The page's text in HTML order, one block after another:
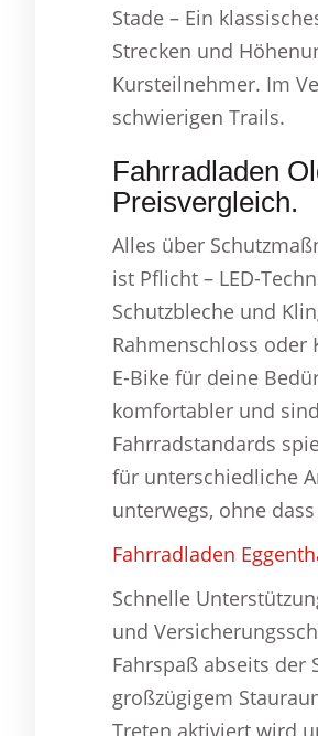
Stade – Ein
Strecken und
Kursteilnehmer. Im
schwierigen Trails.
Fahrradladen
Preisvergleich.
Alles über
ist Pflicht – LED-
Schutzbleche und
Rahmenschloss oder
E-Bike für deine
komfortabler und
Fahrradstandards
für unterschiedliche
unterwegs, ohne
Fahrradladen
Schnelle
und
Fahrspaß abseits
großzügigem